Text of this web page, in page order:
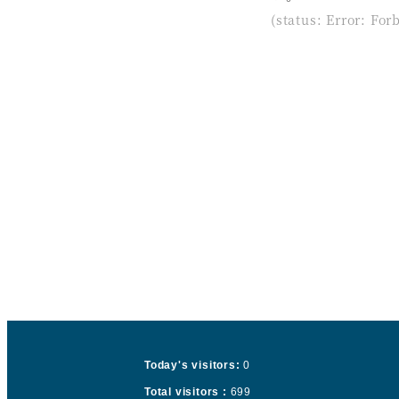
(status: Error:
Today's visitors:0
Total visitors : 699